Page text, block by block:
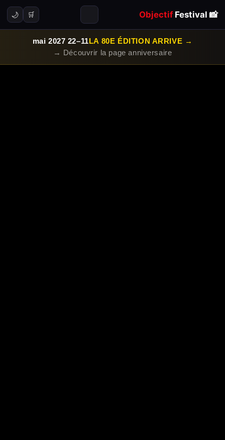
📸
ObjectifFestival
🛒
🌙
→ LA 80E ÉDITION ARRIVE
11–22 mai 2027
Découvrir la page anniversaire →